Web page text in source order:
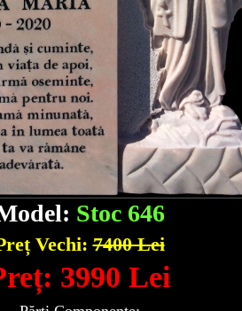
Stoc 646
Vechi:7400 Lei
3990 Lei